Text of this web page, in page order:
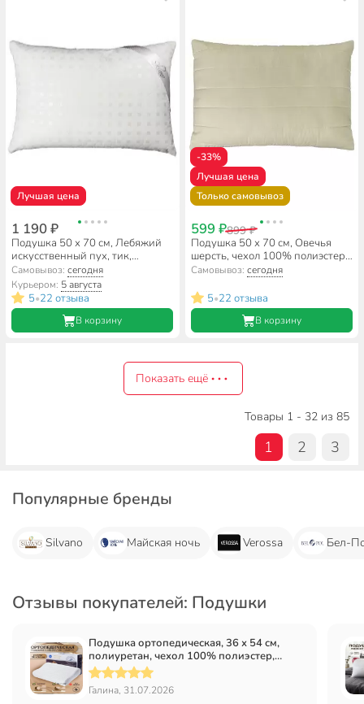
Лучшая цена
1 190 ₽
Подушка 50 х 70 см, Лебяжий
искусственный пух, тик,
эвкалиптовое волокно, на
молнии, Silvano
Самовывоз:сегодня
Курьером: 5 августа
5•22 отзыва
В корзину
-33%
Лучшая цена
Только самовывоз
599 ₽899 ₽
Подушка 50 х 70 см, Овечья
шерсть, чехол 100% полиэстер,
упругая, Майская ночь
Самовывоз: сегодня
5•22 отзыва
В корзину
Показать ещё
Товары 1 - 32 из 85
1 2 3
Популярные бренды
Silvano Майская ночь Verossa Бел-
Отзывы покупателей: Подушки
Подушка ортопедическая, 36 х 54 см,
полиуретан, чехол 100% полиэстер,
мягкая, Silvano, Y6-1909
Галина, 31.07.2026